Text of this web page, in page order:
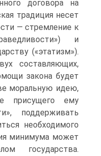
договора на
традиция несет
— стремление к
и
(«этатизм»).
составляющих,
закона будет
моральную идею,
присущего ему
поддерживать
необходимого
минимума может
государства.